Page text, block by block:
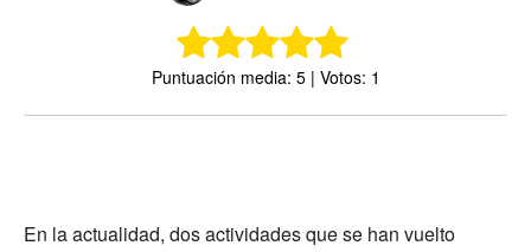
Puntuación media: 5 | Votos: 1
En la actualidad, dos actividades que se han vuelto